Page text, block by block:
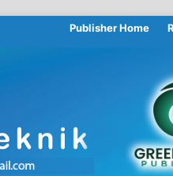
Publisher Home